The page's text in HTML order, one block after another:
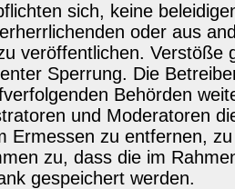
sich, keine
oder aus
veröffentlichen. Verstöße
Sperrung. Die
Behörden
und Moderatoren
Ermessen zu entfernen,
zu, dass die im
gespeichert werden.